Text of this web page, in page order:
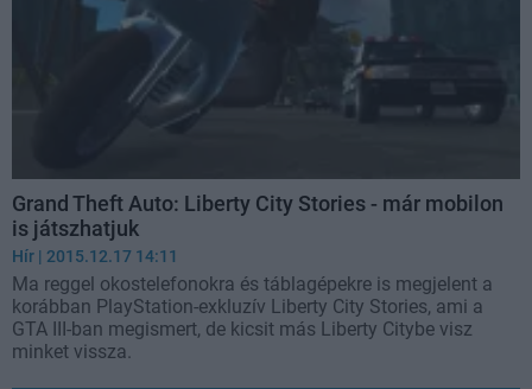
Grand Theft Auto: Liberty City Stories - már mobilon
is játszhatjuk
Hír | 2015.12.17 14:11
Ma reggel okostelefonokra és táblagépekre is megjelent a
korábban PlayStation-exkluzív Liberty City Stories, ami a
GTA III-ban megismert, de kicsit más Liberty Citybe visz
minket vissza.